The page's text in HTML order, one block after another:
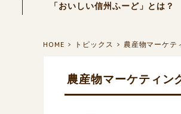
「おいしい信州ふーど」とは？
HOME トピックス 農産物マーケテ
農産物マーケティン